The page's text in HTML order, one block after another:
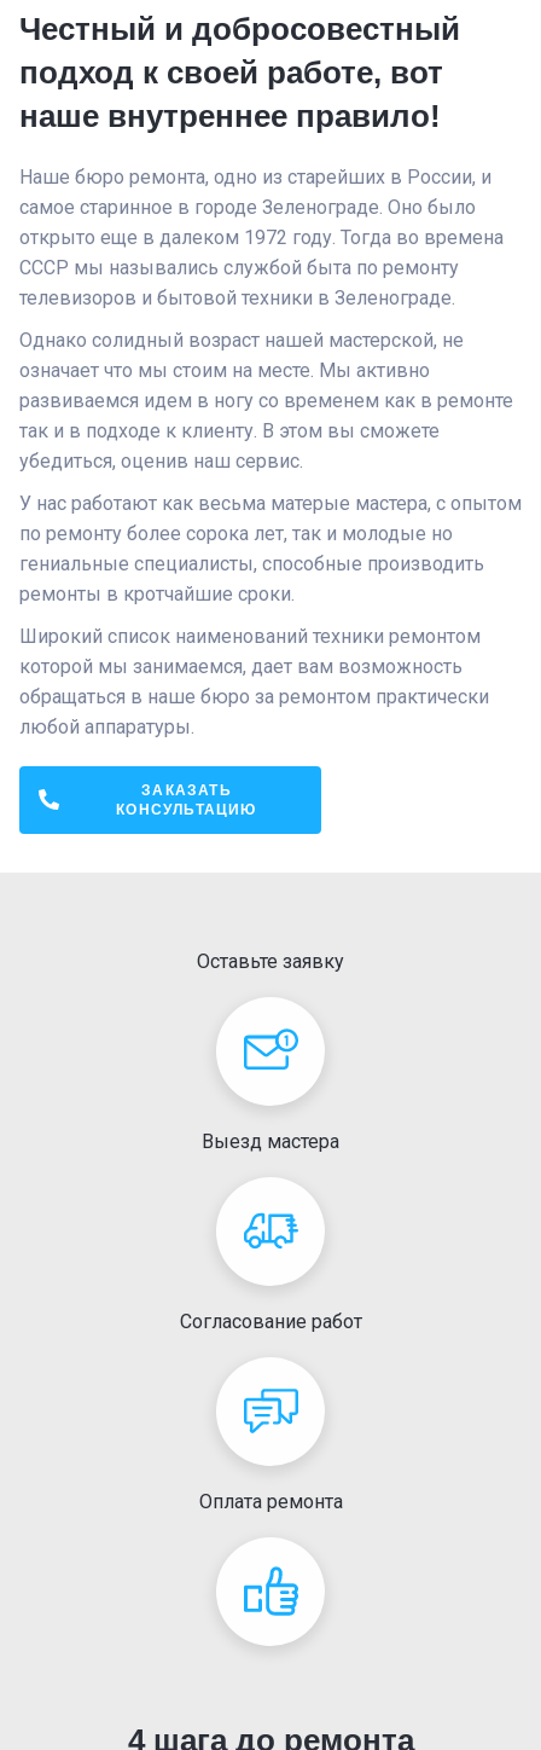
Честный и добросовестный
подход к своей работе, вот
наше внутреннее правило!
Наше бюро ремонта, одно из старейших в России, и
самое старинное в городе Зеленограде. Оно было
открыто еще в далеком 1972 году. Тогда во времена
СССР мы назывались службой быта по ремонту
телевизоров и бытовой техники в Зеленограде.
Однако солидный возраст нашей мастерской, не
означает что мы стоим на месте. Мы активно
развиваемся идем в ногу со временем как в ремонте
так и в подходе к клиенту. В этом вы сможете
убедиться, оценив наш сервис.
У нас работают как весьма матерые мастера, с опытом
по ремонту более сорока лет, так и молодые но
гениальные специалисты, способные производить
ремонты в кротчайшие сроки.
Широкий список наименований техники ремонтом
которой мы занимаемся, дает вам возможность
обращаться в наше бюро за ремонтом практически
любой аппаратуры.
ЗАКАЗАТЬ
КОНСУЛЬТАЦИЮ
Оставьте заявку
Выезд мастера
Согласование работ
Оплата ремонта
4 шага до ремонта